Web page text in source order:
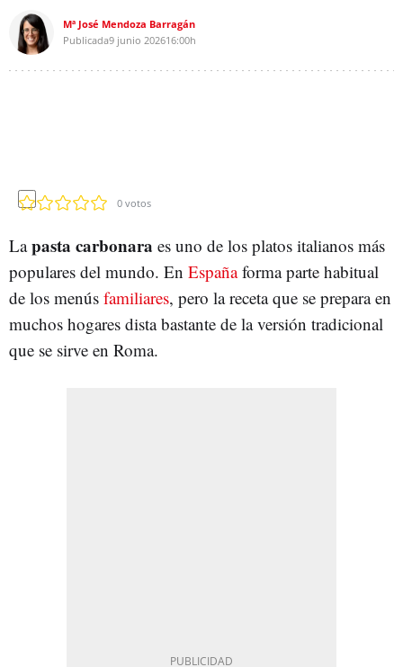
Mª José Mendoza Barragán
Publicada9 junio 202616:00h
0 votos
Lapasta carbonara es uno de los platos italianos más
populares del mundo. En Españaforma parte habitual
de los menús familiares, pero la receta que se prepara en
muchos hogares dista bastante de la versión tradicional
que se sirve en Roma.